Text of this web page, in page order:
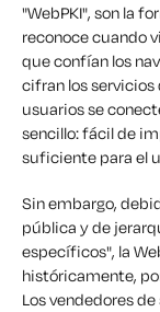
"WebPKI", son la
reconoce cuando
que confían los
cifran los servicios
usuarios se
sencillo: fácil de
suficiente para el
Sin embargo,
pública y de
específicos", la
históricamente,
Los vendedores